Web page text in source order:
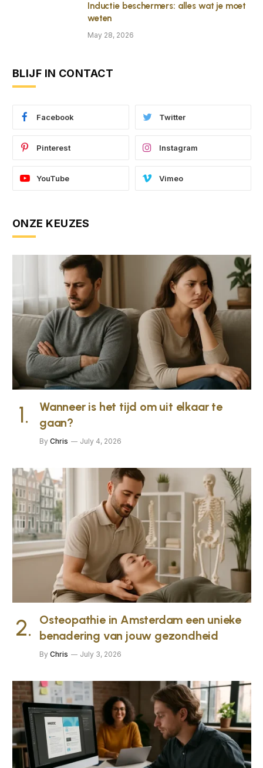
Inductie beschermers: alles wat je moet
weten
May 28, 2026
BLIJF IN CONTACT
Facebook Twitter
Pinterest Instagram
YouTube Vimeo
ONZE KEUZES
Wanneer is het tijd om uit elkaar te
gaan?
By Chris July 4, 2026
Osteopathie in Amsterdam een unieke
benadering van jouw gezondheid
By Chris July 3, 2026